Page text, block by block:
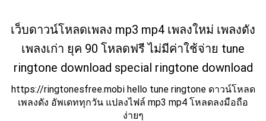
content
เว็บดาวน์โหลดเพลง mp3 mp4 เพลงใหม่ เพลงดัง
เพลงเก่า ยุค 90 โหลดฟรี ไม่มีค่าใช้จ่าย tune
ringtone download special ringtone download
https://ringtonesfree.mobi hello tune ringtone ดาวน์โหลด
เพลงดัง อัพเดททุกวัน แปลงไฟล์ mp3 mp4 โหลดลงมือถือ
ง่ายๆ